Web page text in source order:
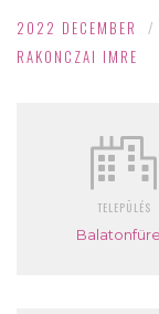
2022 DECEMBER /
RAKONCZAI IMRE
TELEPÜLÉS